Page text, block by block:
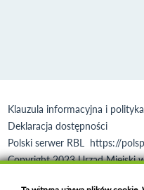
Klauzula informacyjna i
Deklaracja dostępności
Polski serwer RBL https://
Copyright 2023 Urząd Miejski